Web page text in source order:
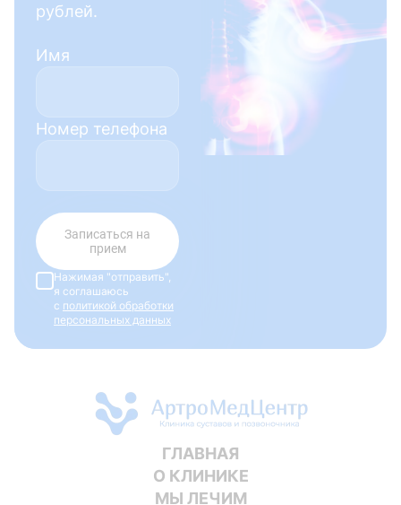
рублей.
Имя
Номер телефона
Записаться на
прием
Нажимая "отправить",
я соглашаюсь
с политикой обработки
персональных данных
ГЛАВНАЯ
О КЛИНИКЕ
МЫ ЛЕЧИМ